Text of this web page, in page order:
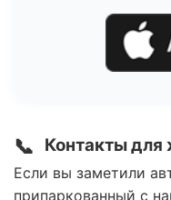
📞 Контакты для
Если вы заметили
припаркованный с